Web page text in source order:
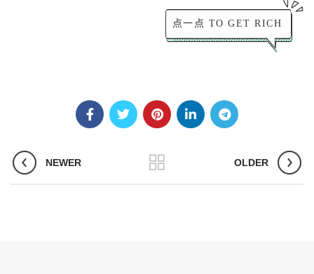
点一点 TO GET RICH
NEWER OLDER